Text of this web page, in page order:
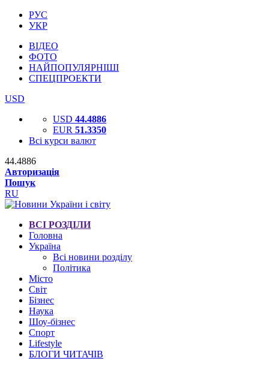
РУС
УКР
ВІДЕО
ФОТО
НАЙПОПУЛЯРНІШІ
СПЕЦПРОЕКТИ
USD
USD 44.4886
EUR 51.3350
Всі курси валют
44.4886
Авторизація
Пошук
RU
ВСІ РОЗДІЛИ
Головна
Україна
Всі новини розділу
Політика
Місто
Світ
Бізнес
Наука
Шоу-бізнес
Спорт
Lifestyle
БЛОГИ ЧИТАЧІВ